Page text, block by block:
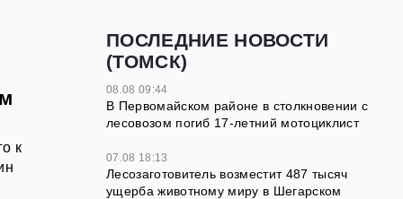
к
ПОСЛЕДНИЕ НОВОСТИ
(ТОМСК)
08.08 09:44
В Первомайском районе в столкновении с
лесовозом погиб 17-летний мотоциклист
07.08 18:13
Лесозаготовитель возместит 487 тысяч
ущерба животному миру в Шегарском